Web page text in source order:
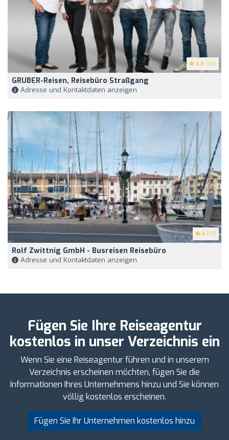
4.8 (45)
GRUBER-Reisen, Reisebüro Straßgang
Adresse und Kontaktdaten anzeigen
4 (19)
Rolf Zwittnig GmbH - Busreisen Reisebüro
Adresse und Kontaktdaten anzeigen
Fügen Sie Ihre Reiseagentur
kostenlos in unser Verzeichnis ein
Wenn Sie eine Reiseagentur führen und in unserem
Verzeichnis erscheinen möchten, fügen Sie die
Informationen Ihres Unternehmens hinzu und Sie können
völlig kostenlos erscheinen.
Fügen Sie Ihr Unternehmen kostenlos hinzu